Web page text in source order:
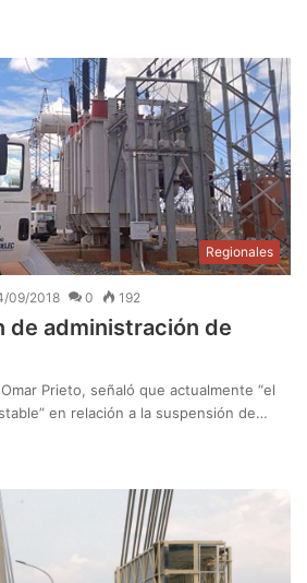
Regionales
09/2018 0 192
de administración de
Prieto, señaló que actualmente “el
en relación a la suspensión de…